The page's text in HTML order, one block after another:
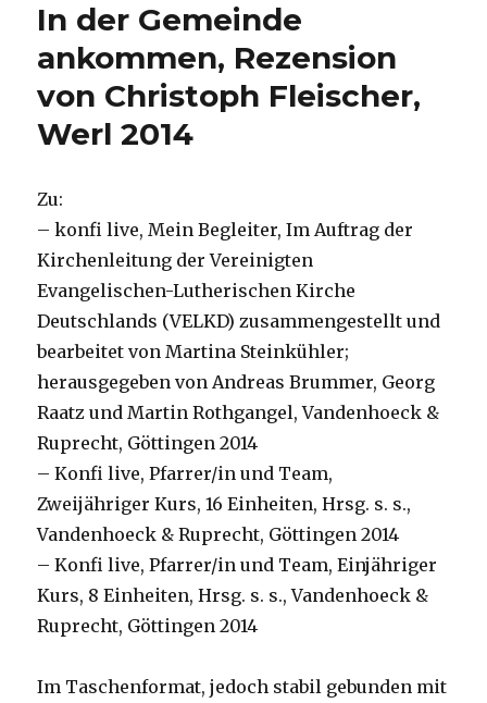
In der Gemeinde
ankommen, Rezension
von Christoph Fleischer,
Werl 2014
Zu:
– konfi live, Mein Begleiter, Im Auftrag der
Kirchenleitung der Vereinigten
Evangelischen-Lutherischen Kirche
Deutschlands (VELKD) zusammengestellt und
bearbeitet von Martina Steinkühler;
herausgegeben von Andreas Brummer, Georg
Raatz und Martin Rothgangel, Vandenhoeck &
Ruprecht, Göttingen 2014
– Konfi live, Pfarrer/in und Team,
Zweijähriger Kurs, 16 Einheiten, Hrsg. s. s.,
Vandenhoeck & Ruprecht, Göttingen 2014
– Konfi live, Pfarrer/in und Team, Einjähriger
Kurs, 8 Einheiten, Hrsg. s. s., Vandenhoeck &
Ruprecht, Göttingen 2014
Im Taschenformat, jedoch stabil gebunden mit